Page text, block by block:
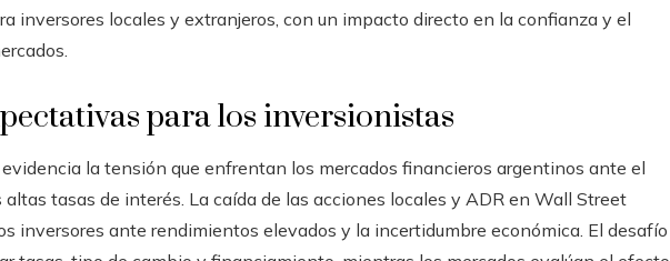
inversores locales y extranjeros, con un impacto directo en la confianza y el
para los inversionistas
evidencia la tensión que enfrentan los mercados financieros argentinos ante el
altas tasas de interés. La caída de las acciones locales y ADR en Wall Street
inversores ante rendimientos elevados y la incertidumbre económica. El desafío